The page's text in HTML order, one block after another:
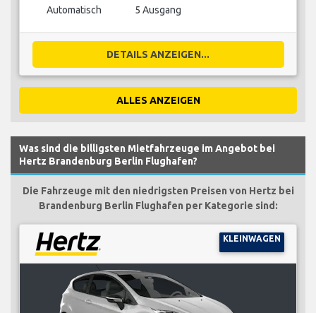
Automatisch 5 Ausgang
DETAILS ANZEIGEN...
ALLES ANZEIGEN
Was sind die billigsten Mietfahrzeuge im Angebot bei
Hertz Brandenburg Berlin Flughafen?
Die Fahrzeuge mit den niedrigsten Preisen von Hertz bei
Brandenburg Berlin Flughafen per Kategorie sind:
KLEINWAGEN